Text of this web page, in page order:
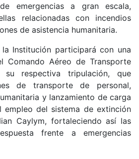
emergencias a gran escala,
relacionadas con incendios
de asistencia humanitaria.
Institución participará con una
Comando Aéreo de Transporte
su respectiva tripulación, que
de transporte de personal,
y lanzamiento de carga
empleo del sistema de extinción
Caylym, fortaleciendo así las
frente a emergencias